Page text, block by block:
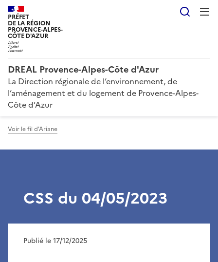
PRÉFET
DE LA RÉGION
PROVENCE-ALPES-
CÔTE D'AZUR
DREAL Provence-Alpes-Côte d'Azur
La Direction régionale de l’environnement, de
l’aménagement et du logement de Provence-Alpes-
Côte d’Azur
Voir le fil d'Ariane
CSS du 04/05/2023
Publié le 17/12/2025